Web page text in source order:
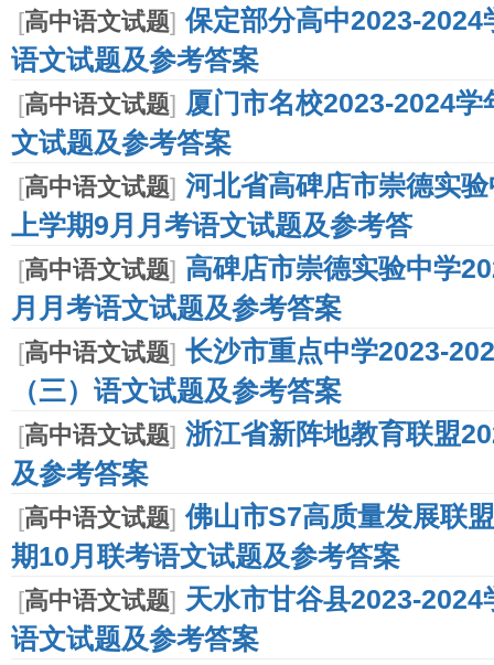
[高中语文试题] 保定部分高中2023-
语文试题及参考答案
[高中语文试题] 厦门市名校2023-2024
文试题及参考答案
[高中语文试题] 河北省高碑店市崇德实
上学期9月月考语文试题及参考答
[高中语文试题] 高碑店市崇德实验中学
月月考语文试题及参考答案
[高中语文试题] 长沙市重点中学2023-
（三）语文试题及参考答案
[高中语文试题] 浙江省新阵地教育联盟
及参考答案
[高中语文试题] 佛山市S7高质量发展联
期10月联考语文试题及参考答案
[高中语文试题] 天水市甘谷县2023-
语文试题及参考答案